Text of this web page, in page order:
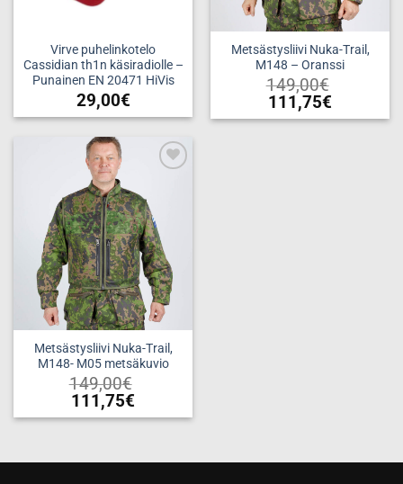
Virve puhelinkotelo
Cassidian th1n käsiradiolle –
Punainen EN 20471 HiVis
29,00€
Metsästysliivi Nuka-Trail,
M148 – Oranssi
149,00€
111,75€
Tällä
Metsästysliivi Nuka-Trail,
M148- M05 metsäkuvio
149,00€
111,75€
Tällä